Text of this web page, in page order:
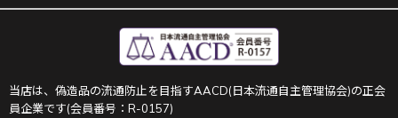
当店は、偽造品の流通防止を目指すAACD(日本流通自主管理協会)の正会
員企業です(会員番号：R-0157)